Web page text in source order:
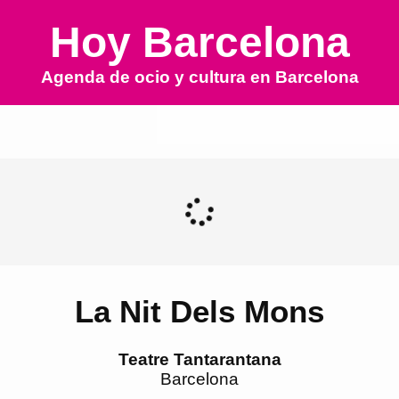
Hoy Barcelona
Agenda de ocio y cultura en Barcelona
La Nit Dels Mons
Teatre Tantarantana
Barcelona